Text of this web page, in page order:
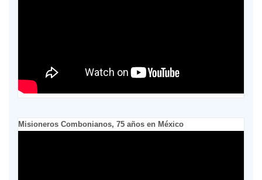
Misioneros Combonianos, 75 años en México